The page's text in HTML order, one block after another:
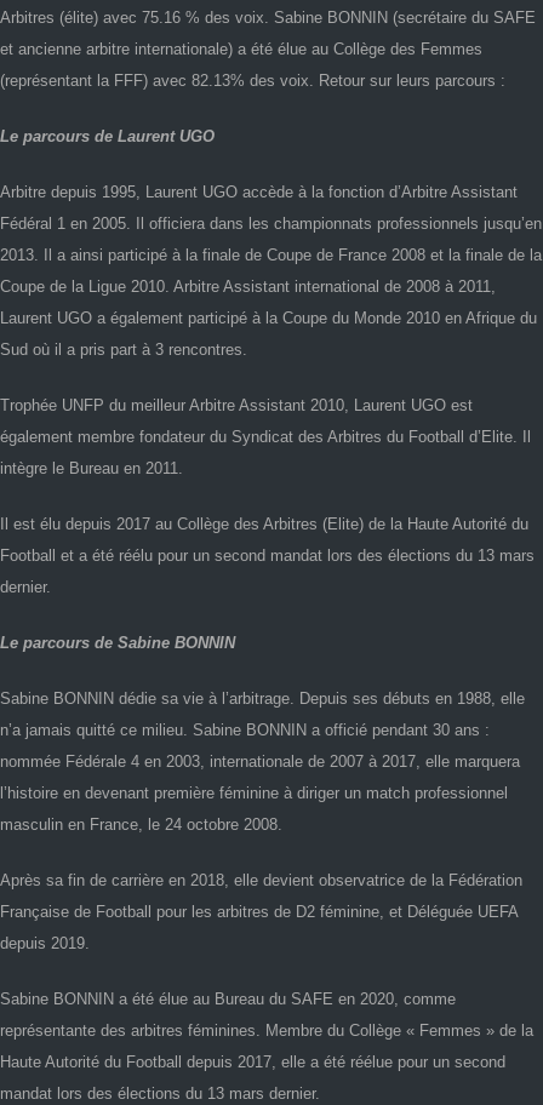
Arbitres (élite) avec 75.16 % des voix. Sabine BONNIN (secrétaire du SAFE
et ancienne arbitre internationale) a été élue au Collège des Femmes
(représentant la FFF) avec 82.13% des voix. Retour sur leurs parcours :
Le parcours de Laurent UGO
Arbitre depuis 1995, Laurent UGO accède à la fonction d’Arbitre Assistant
Fédéral 1 en 2005. Il officiera dans les championnats professionnels jusqu’en
2013. Il a ainsi participé à la finale de Coupe de France 2008 et la finale de la
Coupe de la Ligue 2010. Arbitre Assistant international de 2008 à 2011,
Laurent UGO a également participé à la Coupe du Monde 2010 en Afrique du
Sud où il a pris part à 3 rencontres.
Trophée UNFP du meilleur Arbitre Assistant 2010, Laurent UGO est
également membre fondateur du Syndicat des Arbitres du Football d’Elite. Il
intègre le Bureau en 2011.
Il est élu depuis 2017 au Collège des Arbitres (Elite) de la Haute Autorité du
Football et a été réélu pour un second mandat lors des élections du 13 mars
dernier.
Le parcours de Sabine BONNIN
Sabine BONNIN dédie sa vie à l’arbitrage. Depuis ses débuts en 1988, elle
n’a jamais quitté ce milieu. Sabine BONNIN a officié pendant 30 ans :
nommée Fédérale 4 en 2003, internationale de 2007 à 2017, elle marquera
l’histoire en devenant première féminine à diriger un match professionnel
masculin en France, le 24 octobre 2008.
Après sa fin de carrière en 2018, elle devient observatrice de la Fédération
Française de Football pour les arbitres de D2 féminine, et Déléguée UEFA
depuis 2019.
Sabine BONNIN a été élue au Bureau du SAFE en 2020, comme
représentante des arbitres féminines. Membre du Collège « Femmes » de la
Haute Autorité du Football depuis 2017, elle a été réélue pour un second
mandat lors des élections du 13 mars dernier.